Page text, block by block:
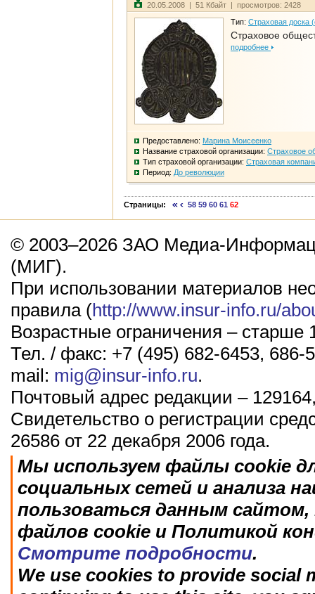
20.05.2008 | 51 Кбайт | просмотров: 2428
Тип: Страховая доска
Страховое
подробнее
Предоставлено: Марина Моисеенко
Название страховой организации: Страховое
Тип страховой организации: Страховая
Период: До революции
Страницы: 58 59 60 61 62
© 2003–2026 ЗАО Медиа-
(МИГ).
При использовании материалов
правила (http://www.insur-info.ru/
Возрастные ограничения – старше
Тел. / факс: +7 (495) 682-6453, 686-
mail: mig@insur-info.ru.
Почтовый адрес редакции –
Свидетельство о регистрации
26586 от 22 декабря 2006 года.
Мы используем файлы cookie
социальных сетей и анализа
пользоваться данным
файлов cookie и Политикой
Смотрите подробности.
We use cookies to provide social